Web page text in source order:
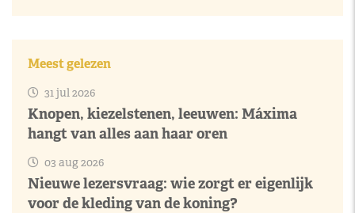
Meest gelezen
31 jul 2026
Knopen, kiezelstenen, leeuwen: Máxima
hangt van alles aan haar oren
03 aug 2026
Nieuwe lezersvraag: wie zorgt er eigenlijk
voor de kleding van de koning?